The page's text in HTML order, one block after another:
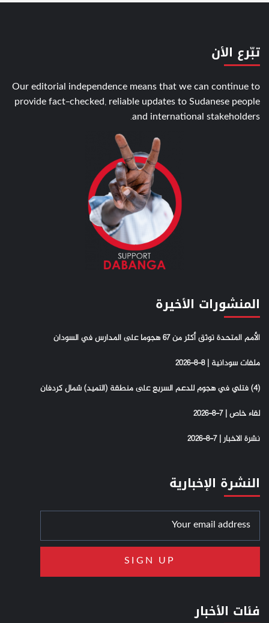
تبّرع الأن
Our editorial independence means that we can continue to
provide fact-checked, reliable updates to Sudanese people
and international stakeholders.
المنشورات الأخيرة
الأمم المتحدة توثق أكثر من 67 هجوما على المدارس في السودان
ملفات سودانية | 8-8-2026
(4) فتلي في هجوم للدعم السريع على منطقة (التميد) شمال كردفان
لقاء خاص | 7-8-2026
نشرة الاخبار | 7-8-2026
النشرة الإخبارية
فئات الأخبار